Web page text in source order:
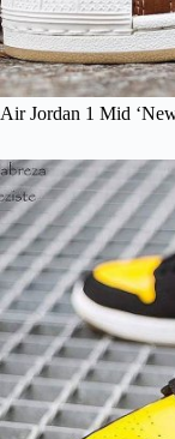
Air Jordan 1 Mid